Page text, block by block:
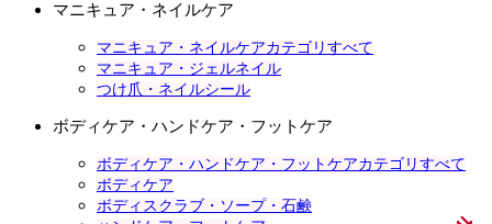
マニキュア・ネイルケア
マニキュア・ネイルケアカテゴリすべて
マニキュア・ジェルネイル
つけ爪・ネイルシール
ボディケア・ハンドケア・フットケア
ボディケア・ハンドケア・フットケアカテゴリすべて
ボディケア
ボディスクラブ・ソープ・石鹸